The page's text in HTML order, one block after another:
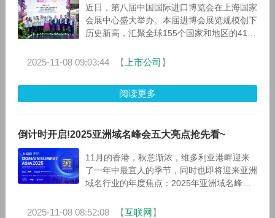
近日，第八届中国国际进口博览会在上海国家
会展中心盛大举办。本届进博会展览规模创下
历史新高，汇聚全球155个国家和地区的4100
的决心与市场的魅力。11月7
2025-11-08 09:03:44 【 上市公司 】
阅读更多
倒计时开启!2025亚洲域名峰会五大亮点抢先看~
11月的香港，秋意渐浓，维多利亚港畔迎来
了一年中最宜人的季节，同时也即将迎来亚洲
域名行业的年度焦点：2025年亚洲域名峰
工作全面进入冲刺阶段。
2025-11-08 08:52:08 【互联网】